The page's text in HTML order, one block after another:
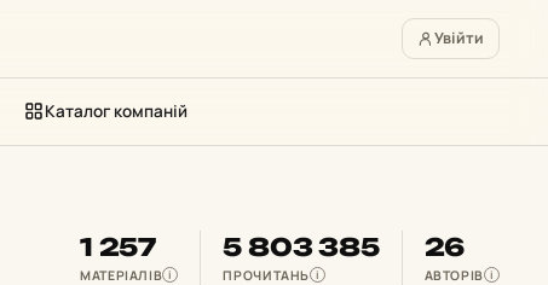
Увійти
Каталог компаній
1 257
МАТЕРІАЛІВ i
5 803 385
ПРОЧИТАНЬ i
26
АВТОРІВ i